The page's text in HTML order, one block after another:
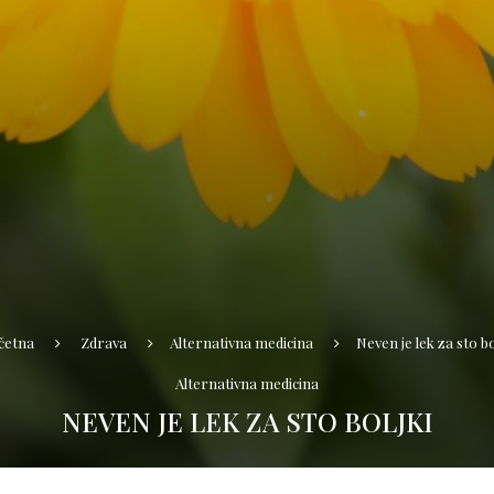
Zdrava Alternativna medicina Neven je lek za sto
Alternativna medicina
NEVEN JE LEK ZA STO BOLJKI